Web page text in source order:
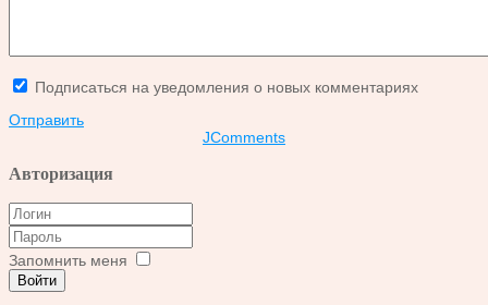
Подписаться на уведомления о новых комментариях
Отправить
JComments
Авторизация
Запомнить меня
Войти